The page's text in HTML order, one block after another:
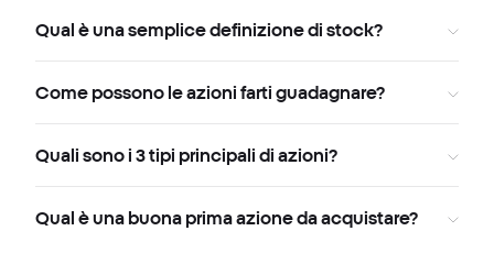
Qual è una semplice definizione di stock?
Come possono le azioni farti guadagnare?
Quali sono i 3 tipi principali di azioni?
Qual è una buona prima azione da acquistare?